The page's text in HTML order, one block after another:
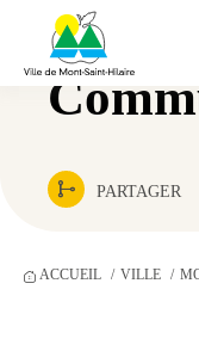
PARTAGER
ACCUEIL VILLE